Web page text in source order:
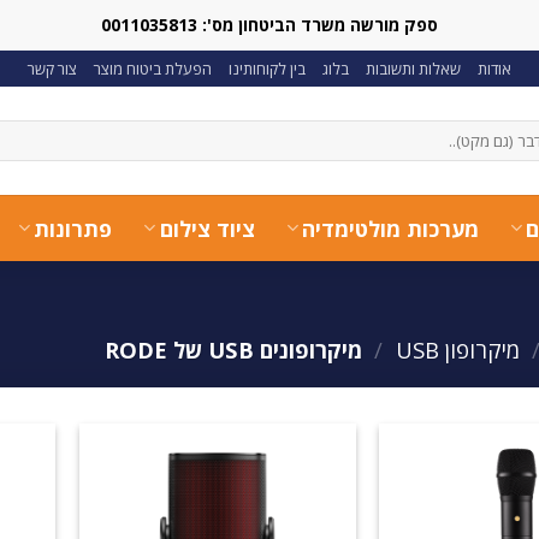
ספק מורשה משרד הביטחון מס': 0011035813
אודות שאלות ותשובות בלוג בין לקוחותינו הפעלת ביטוח מוצר צור קשר
מערכות מולטימדיה ציוד צילום פתרונות
מיקרופון USB / מיקרופונים USB של RODE